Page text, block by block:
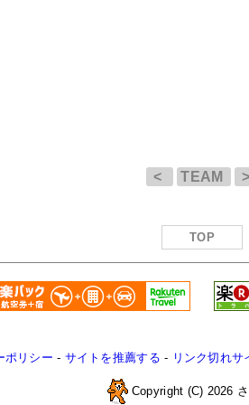
< TEAM >
TOP
ポリシー - サイトを推薦する - リンク切れサ
Copyright (C) 2026